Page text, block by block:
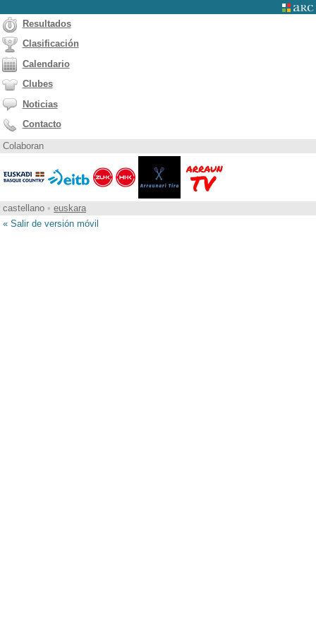
Resultados
Clasificación
Calendario
Clubes
Noticias
Contacto
Colaboran
castellano • euskara
« Salir de versión móvil